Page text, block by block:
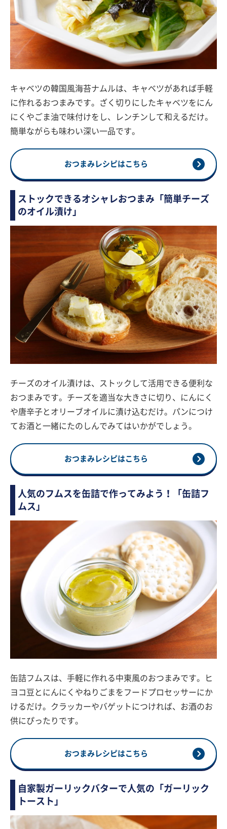
キャベツの韓国風海苔ナムルは、キャベツがあれば手軽
に作れるおつまみです。ざく切りにしたキャベツをにん
にくやごま油で味付けをし、レンチンして和えるだけ。
簡単ながらも味わい深い一品です。
おつまみレシピはこちら
ストックできるオシャレおつまみ「簡単チーズ
のオイル漬け」
チーズのオイル漬けは、ストックして活用できる便利な
おつまみです。チーズを適当な大きさに切り、にんにく
や唐辛子とオリーブオイルに漬け込むだけ。パンにつけ
てお酒と一緒にたのしんでみてはいかがでしょう。
おつまみレシピはこちら
人気のフムスを缶詰で作ってみよう！「缶詰フ
ムス」
缶詰フムスは、手軽に作れる中東風のおつまみです。ヒ
ヨコ豆とにんにくやねりごまをフードプロセッサーにか
けるだけ。クラッカーやバゲットにつければ、お酒のお
供にぴったりです。
おつまみレシピはこちら
自家製ガーリックバターで人気の「ガーリック
トースト」